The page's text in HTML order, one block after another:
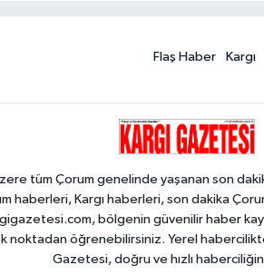
Flaş Haber Kargı
tüm Çorum genelinde yaşanan son
haberleri, Kargı haberleri, son dakika
bölgenin güvenilir haber
öğrenebilirsiniz. Yerel
Gazetesi, doğru ve hızlı